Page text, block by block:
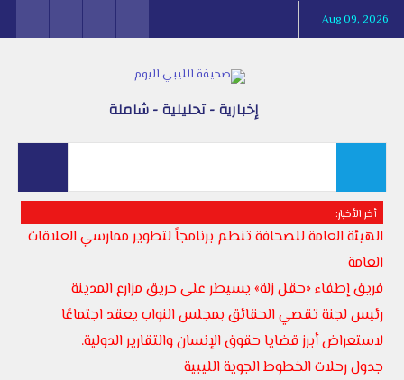
Aug 09, 2026
إخبارية - تحليلية - شاملة
أخر الأخبار:
الهيئة العامة للصحافة تنظم برنامجاً لتطوير ممارسي العلاقات
العامة
فريق إطفاء «حقل زلة» يسيطر على حريق مزارع المدينة
رئيس لجنة تقصي الحقائق بمجلس النواب يعقد اجتماعًا
لاستعراض أبرز قضايا حقوق الإنسان والتقارير الدولية.
جدول رحلات الخطوط الجوية الليبية